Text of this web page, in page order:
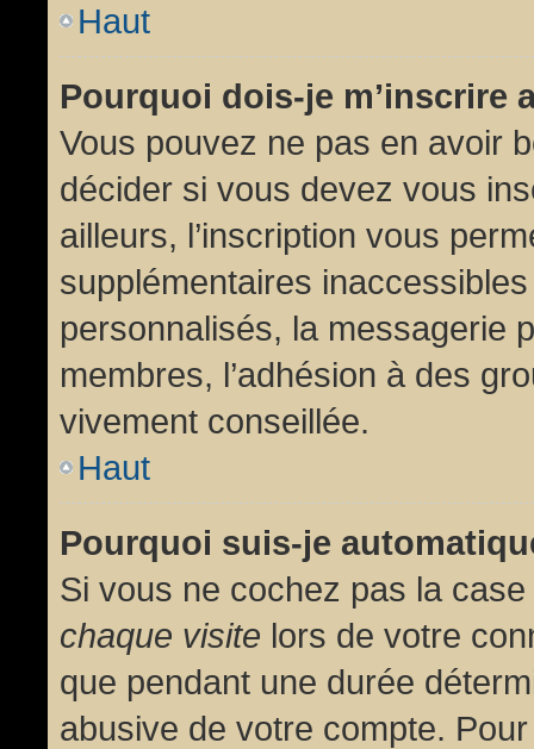
Haut
Pourquoi dois-je m’inscrire
Vous pouvez ne pas en avoir
décider si vous devez vous
ailleurs, l’inscription vous
supplémentaires
personnalisés, la messagerie
membres, l’adhésion à des
vivement conseillée.
Haut
Pourquoi suis-je
Si vous ne cochez pas la case
chaque visite lors de votre
que pendant une durée
abusive de votre compte.